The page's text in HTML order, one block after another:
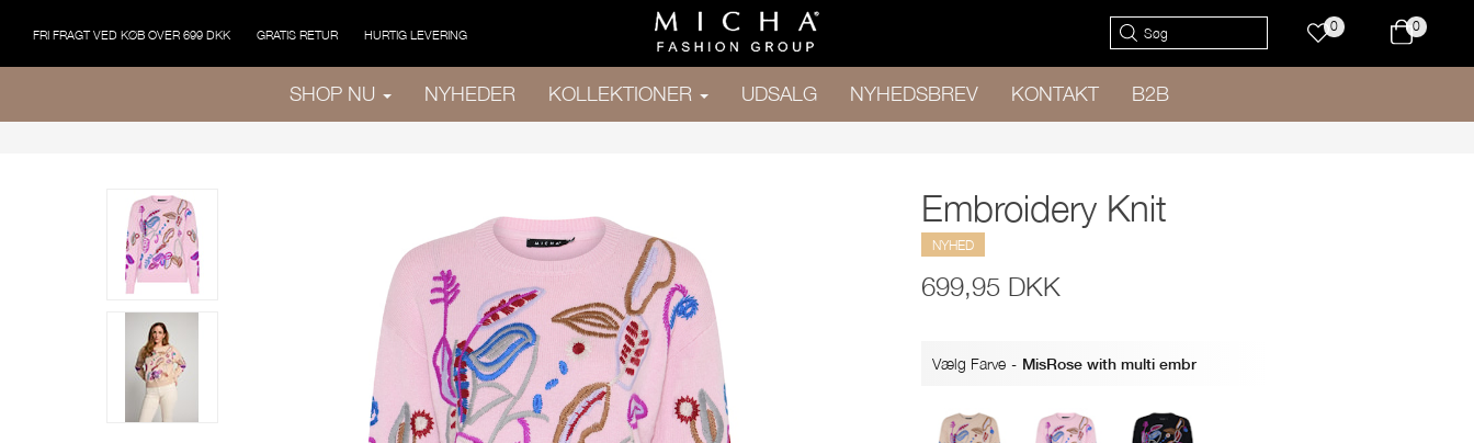
FRI FRAGT VED KØB OVER 699 DKK GRATIS RETUR HURTIG LEVERING 0 0
SHOP NU NYHEDER KOLLEKTIONER UDSALG NYHEDSBREV KONTAKT B2B
Embroidery Knit
NYHED
699,95 DKK
Vælg Farve - MisRose with multi embr